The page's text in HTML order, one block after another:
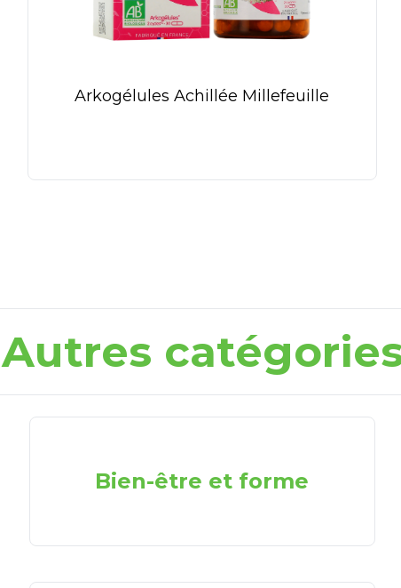
Arkogélules Achillée Millefeuille
Autres
Bien-être et forme